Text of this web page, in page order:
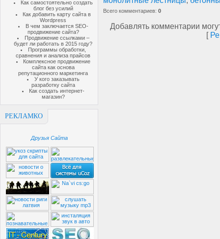
Как самостоятельно создать
блог без усилий
Как добавить карту сайта в
Wordpress
В чем заключается SEO-
продвижение сайта?
Продвижение ссылками –
будет ли работать в 2015 году?
Программы обработки,
сравнения и анализа прайсов
Комплексное продвижение
сайта как основа
репутационного маркетинга
У кого заказывать
разработку сайта
Как создать интернет-
магазин?
РЕКЛАМКО
Друзья Сайта
Всего комментариев: 0
Добавлять комментарии
[